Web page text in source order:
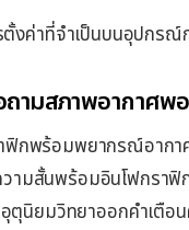
งค่าที่จำเป็นบนอุปกรณ์
ถามสภาพอากาศ
ฟิกพร้อมพยากรณ์อาก
ามสั้นพร้อมอินโฟกราฟิ
ตุนิยมวิทยาออกคำเตื